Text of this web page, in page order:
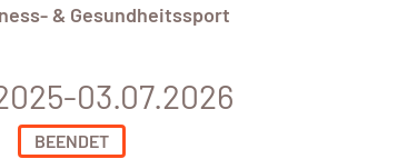
& Gesundheitssport
03.07.2026
BEENDET